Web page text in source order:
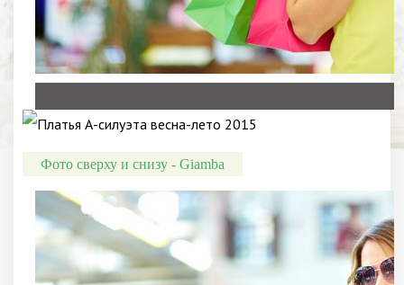
Фото сверху и снизу - Giamba